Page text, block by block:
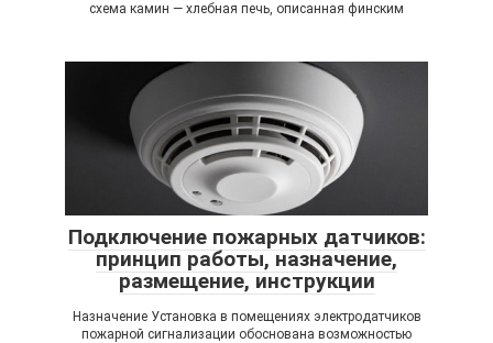
схема камин — хлебная печь, описанная финским
Подключение пожарных датчиков:
принцип работы, назначение,
размещение, инструкции
Назначение Установка в помещениях электродатчиков
пожарной сигнализации обоснована возможностью